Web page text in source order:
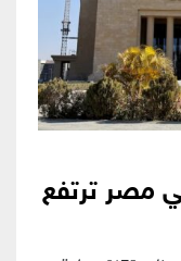
مصر ترتفع